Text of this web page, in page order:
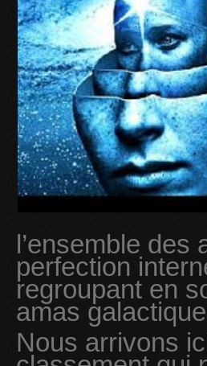
l’ensemble
perfection
regroupant en
amas
Nous arrivons